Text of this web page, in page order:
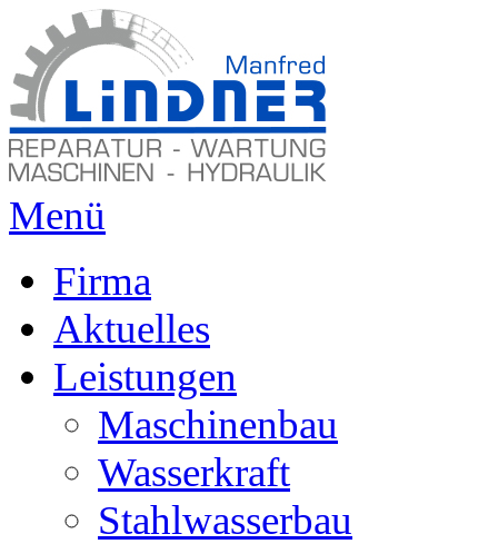
Menü
Firma
Aktuelles
Leistungen
Maschinenbau
Wasserkraft
Stahlwasserbau